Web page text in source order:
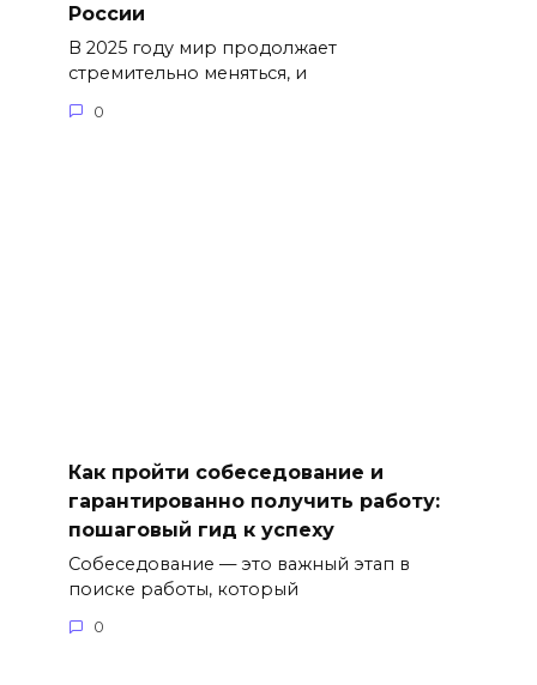
России
В 2025 году мир продолжает
стремительно меняться, и
0
Как пройти собеседование и
гарантированно получить работу:
пошаговый гид к успеху
Собеседование — это важный этап в
поиске работы, который
0